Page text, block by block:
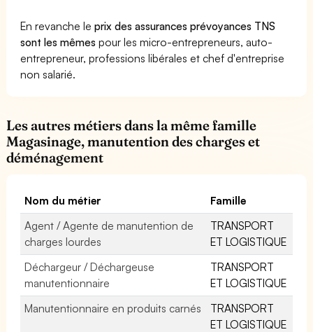
En revanche leprix des assurances prévoyances TNS
sont les mêmes pour les micro-entrepreneurs, auto-
entrepreneur, professions libérales et chef d'entreprise
non salarié.
Les autres métiers dans la même famille
Magasinage, manutention des charges et
déménagement
Nom du métier
Famille
Agent / Agente de manutention de
charges lourdes
TRANSPORT
ET LOGISTIQUE
Déchargeur / Déchargeuse
manutentionnaire
TRANSPORT
ET LOGISTIQUE
Manutentionnaire en produits carnés
TRANSPORT
ET LOGISTIQUE